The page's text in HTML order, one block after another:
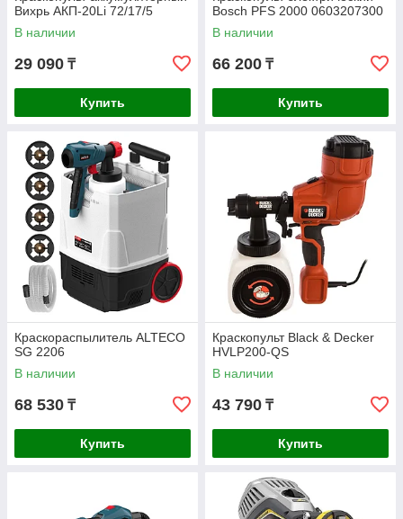
Вихрь АКП-20Li 72/17/5
В наличии
29 090 ₸
Купить
Bosch PFS 2000 0603207300
В наличии
66 200 ₸
Купить
Краскораспылитель ALTECO
SG 2206
В наличии
68 530 ₸
Купить
Краскопульт Black & Decker
HVLP200-QS
В наличии
43 790 ₸
Купить